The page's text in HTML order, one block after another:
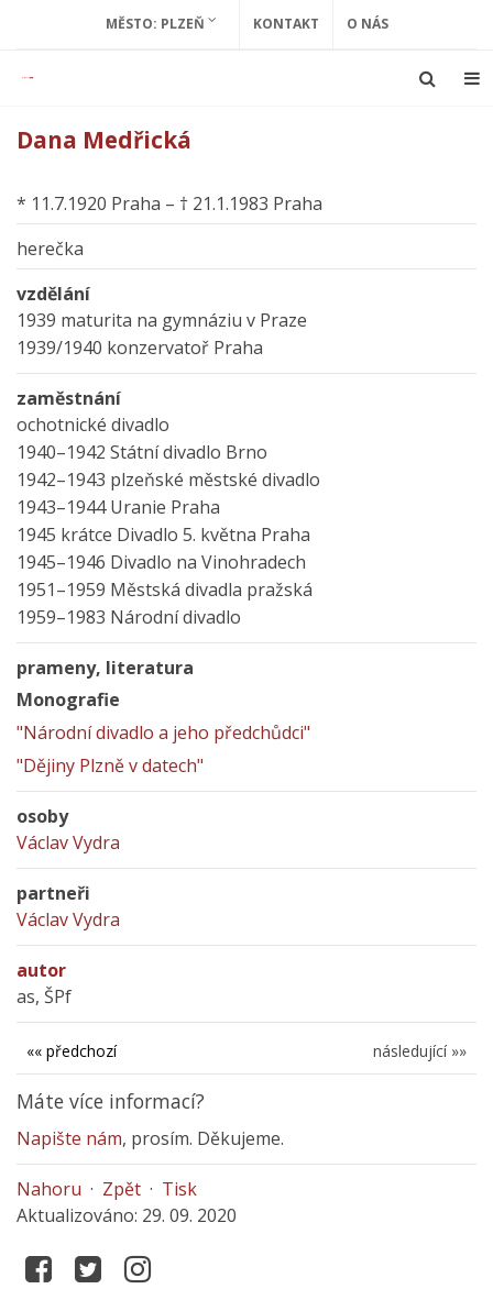
MĚSTO: PLZEŇ KONTAKT O NÁS
Dana Medřická
* 11.7.1920 Praha – † 21.1.1983 Praha
herečka
vzdělání
1939 maturita na gymnáziu v Praze
1939/1940 konzervatoř Praha
zaměstnání
ochotnické divadlo
1940–1942 Státní divadlo Brno
1942–1943 plzeňské městské divadlo
1943–1944 Uranie Praha
1945 krátce Divadlo 5. května Praha
1945–1946 Divadlo na Vinohradech
1951–1959 Městská divadla pražská
1959–1983 Národní divadlo
prameny, literatura
Monografie
"Národní divadlo a jeho předchůdci"
"Dějiny Plzně v datech"
osoby
Václav Vydra
partneři
Václav Vydra
autor
as, ŠPf
následující »»
«« předchozí
Máte více informací?
Napište nám, prosím. Děkujeme.
Nahoru · Zpět · Tisk
Aktualizováno: 29. 09. 2020